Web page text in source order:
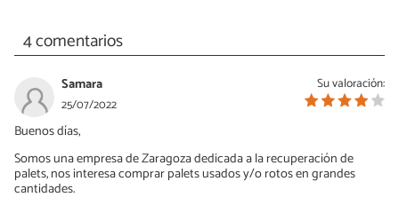
4 comentarios
Su valoración:
Samara
25/07/2022
Buenos días,
Somos una empresa de Zaragoza dedicada a la recuperación de
palets, nos interesa comprar palets usados y/o rotos en grandes
cantidades.